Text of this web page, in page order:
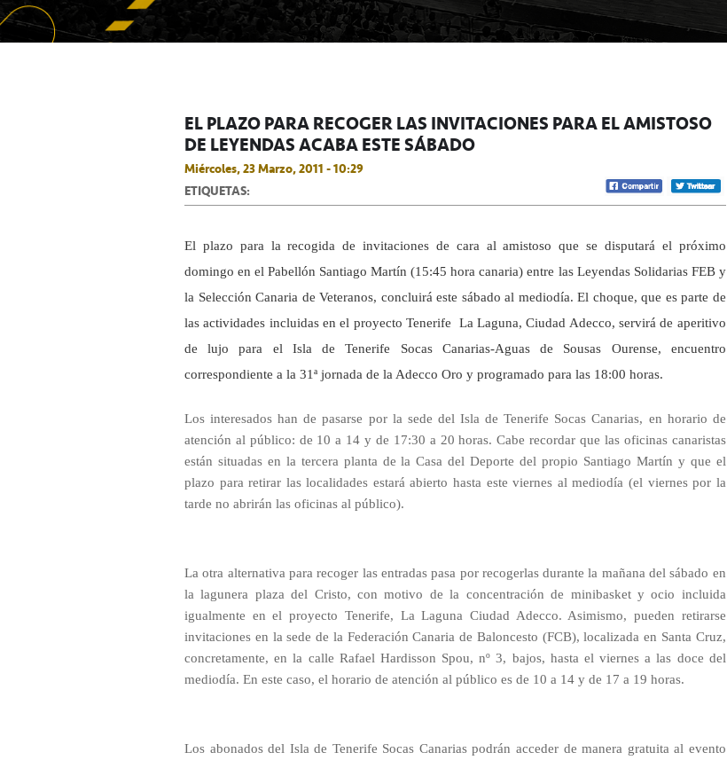
EL PLAZO PARA RECOGER LAS INVITACIONES PARA EL AMISTOSO
DE LEYENDAS ACABA ESTE SÁBADO
Miércoles, 23 Marzo, 2011 - 10:29
ETIQUETAS:
El plazo para la recogida de invitaciones de cara al amistoso que se disputará el próximo
domingo en el Pabellón Santiago Martín (15:45 hora canaria) entre las Leyendas Solidarias FEB y
la Selección Canaria de Veteranos, concluirá este sábado al mediodía. El choque, que es parte de
las actividades incluidas en el proyecto Tenerife  La Laguna, Ciudad Adecco, servirá de aperitivo
de lujo para el Isla de Tenerife Socas Canarias-Aguas de Sousas Ourense, encuentro
correspondiente a la 31ª jornada de la Adecco Oro y programado para las 18:00 horas.
Los interesados han de pasarse por la sede del Isla de Tenerife Socas Canarias, en horario de
atención al público: de 10 a 14 y de 17:30 a 20 horas. Cabe recordar que las oficinas canaristas
están situadas en la tercera planta de la Casa del Deporte del propio Santiago Martín y que el
plazo para retirar las localidades estará abierto hasta este viernes al mediodía (el viernes por la
tarde no abrirán las oficinas al público).
La otra alternativa para recoger las entradas pasa por recogerlas durante la mañana del sábado en
la lagunera plaza del Cristo, con motivo de la concentración de minibasket y ocio incluida
igualmente en el proyecto Tenerife, La Laguna Ciudad Adecco. Asimismo, pueden retirarse
invitaciones en la sede de la Federación Canaria de Baloncesto (FCB), localizada en Santa Cruz,
concretamente, en la calle Rafael Hardisson Spou, nº 3, bajos, hasta el viernes a las doce del
mediodía. En este caso, el horario de atención al público es de 10 a 14 y de 17 a 19 horas.
Los abonados del Isla de Tenerife Socas Canarias podrán acceder de manera gratuita al evento